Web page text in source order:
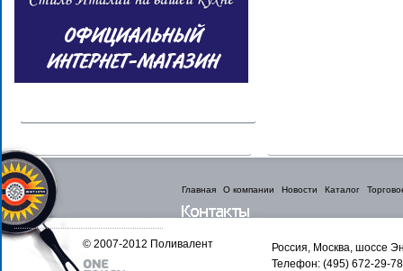
Главная О компании Новости Каталог
Россия, Москва, шоссе
Телефон: (495) 672-29-
© 2007-2012 Поливалент